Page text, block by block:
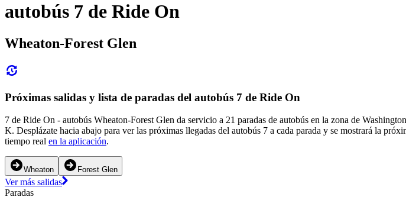
autobús 7 de Ride On
Wheaton-Forest Glen
Próximas salidas y lista de paradas del autobús 7 de Ride On
7 de Ride On - autobús Wheaton-Forest Glen da servicio a 21 paradas de autobús en la zona de
K. Desplázate hacia abajo para ver las próximas llegadas del autobús 7 a cada parada y se mostrará la
tiempo real en la aplicación.
Wheaton Forest Glen
Ver más salidas
Paradas